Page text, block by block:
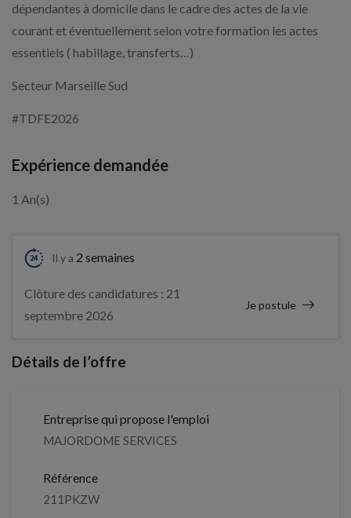
dépendantes à domicile dans le cadre des actes de la vie
courant et éventuellement selon votre formation les actes
essentiels ( habillage, transferts…)
Secteur Marseille Sud
#TDFE2026
Expérience demandée
1 An(s)
Il y a 2 semaines
Clôture des candidatures : 21
septembre 2026
Je postule
Détails de l’offre
Entreprise qui propose l'emploi
MAJORDOME SERVICES
Référence
211PKZW